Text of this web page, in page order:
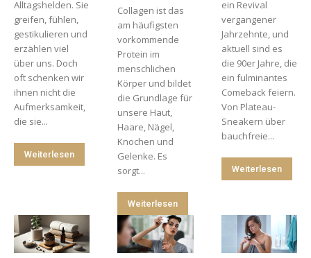
Alltagshelden. Sie
greifen, fühlen,
gestikulieren und
erzählen viel
über uns. Doch
oft schenken wir
ihnen nicht die
Aufmerksamkeit,
die sie...
Weiterlesen
Collagen ist das
am häufigsten
vorkommende
Protein im
menschlichen
Körper und bildet
die Grundlage für
unsere Haut,
Haare, Nägel,
Knochen und
Gelenke. Es
sorgt...
Weiterlesen
ein Revival
vergangener
Jahrzehnte, und
aktuell sind es
die 90er Jahre, die
ein fulminantes
Comeback feiern.
Von Plateau-
Sneakern über
bauchfreie...
Weiterlesen